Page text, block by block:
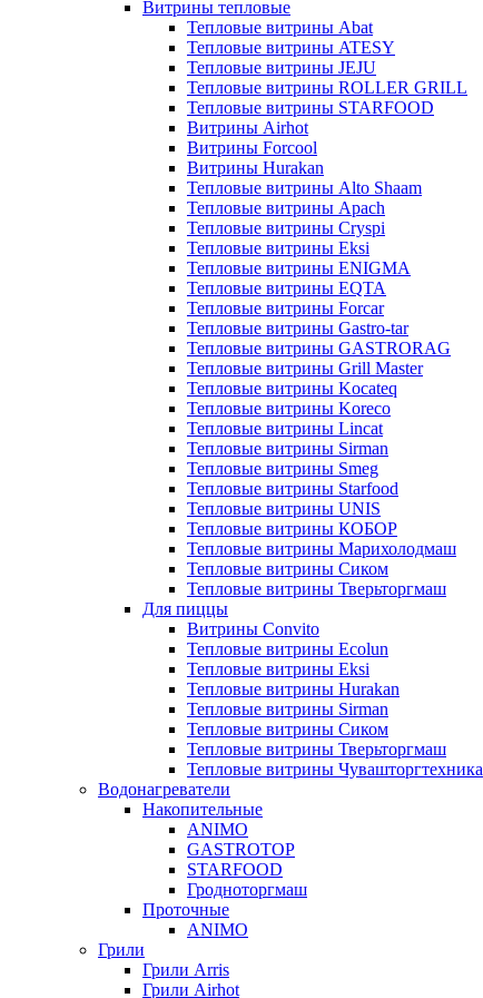
Витрины тепловые
Тепловые витрины Abat
Тепловые витрины ATESY
Тепловые витрины JEJU
Тепловые витрины ROLLER GRILL
Тепловые витрины STARFOOD
Витрины Airhot
Витрины Forcool
Витрины Hurakan
Тепловые витрины Alto Shaam
Тепловые витрины Apach
Тепловые витрины Cryspi
Тепловые витрины Eksi
Тепловые витрины ENIGMA
Тепловые витрины EQTA
Тепловые витрины Forcar
Тепловые витрины Gastro-tar
Тепловые витрины GASTRORAG
Тепловые витрины Grill Master
Тепловые витрины Kocateq
Тепловые витрины Koreco
Тепловые витрины Lincat
Тепловые витрины Sirman
Тепловые витрины Smeg
Тепловые витрины Starfood
Тепловые витрины UNIS
Тепловые витрины КОБОР
Тепловые витрины Марихолодмаш
Тепловые витрины Сиком
Тепловые витрины Тверьторгмаш
Для пиццы
Витрины Convito
Тепловые витрины Ecolun
Тепловые витрины Eksi
Тепловые витрины Hurakan
Тепловые витрины Sirman
Тепловые витрины Сиком
Тепловые витрины Тверьторгмаш
Тепловые витрины Чувашторгтехника
Водонагреватели
Накопительные
ANIMO
GASTROTOP
STARFOOD
Гродноторгмаш
Проточные
ANIMO
Грили
Грили Arris
Грили Airhot